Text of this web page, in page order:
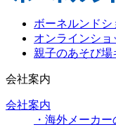
ボーネルンドシ
オンラインショ
親子のあそび場
会社案内
会社案内
・海外メーカ